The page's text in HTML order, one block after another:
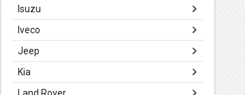
Isuzu
Iveco
Jeep
Kia